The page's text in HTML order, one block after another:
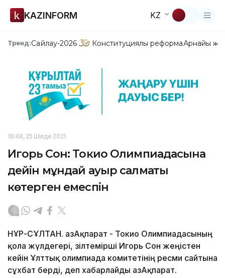
KAZINFORM KZ
Тренд:Сайлау-2026 Конституциялық реформаАрнайы
16:48, 25 Шілде 2021
Игорь Сон: Токио Олимпиадасына
дейін мұндай ауыр салмақты
көтерген емеспін
НҰР-СҰЛТАН. ҚазАқпарат - Токио Олимпиадасының
қола жүлдегері, зілтемірші Игорь Сон жеңістен
кейін Ұлттық олимпиада комитетінің ресми сайтына
сұхбат берді, деп хабарлайды ҚазАқпарат.